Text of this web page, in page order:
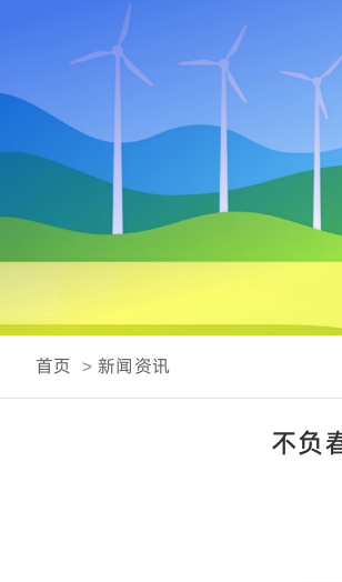
首页 新闻资讯
不负